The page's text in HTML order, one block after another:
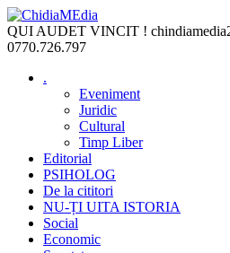
Skip
to
content
QUI AUDET VINCIT !
0770.726.797
.
Eveniment
Juridic
Cultural
Timp Liber
Editorial
PSIHOLOG
De la cititori
NU-ȚI UITA ISTORIA
Social
Economic